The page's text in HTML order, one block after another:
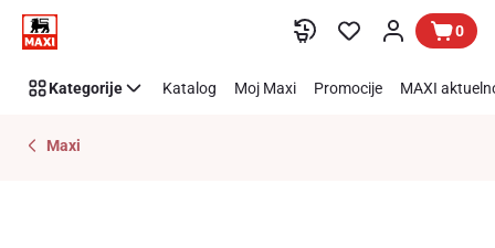
Preskoči link 0
Kategorije Katalog Moj Maxi Promocije MAXI
Maxi